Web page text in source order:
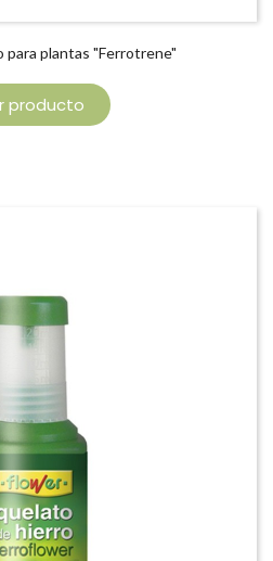
para plantas "Ferrotrene"
producto